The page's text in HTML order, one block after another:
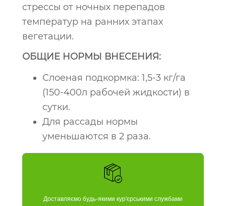
стрессы от ночных перепадов
температур на ранних этапах
вегетации.
ОБЩИЕ НОРМЫ ВНЕСЕНИЯ:
Слоеная подкормка: 1,5-3 кг/га
(150-400л рабочей жидкости) в
сутки.
Для рассады нормы
уменьшаются в 2 раза.
Доставляємо будь-якими кур'єрськими службами